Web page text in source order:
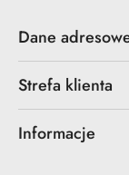
Dane
Strefa klienta
Informacje